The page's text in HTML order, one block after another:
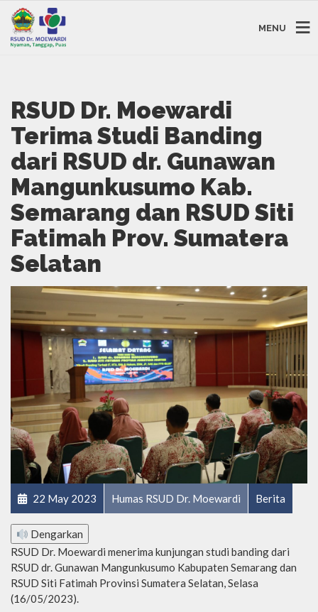
MENU
RSUD Dr. Moewardi
Terima Studi Banding
dari RSUD dr. Gunawan
Mangunkusumo Kab.
Semarang dan RSUD Siti
Fatimah Prov. Sumatera
Selatan
22 May 2023 Humas RSUD Dr. Moewardi Berita
Dengarkan
RSUD Dr. Moewardi menerima kunjungan studi banding dari
RSUD dr. Gunawan Mangunkusumo Kabupaten Semarang dan
RSUD Siti Fatimah Provinsi Sumatera Selatan, Selasa
(16/05/2023).